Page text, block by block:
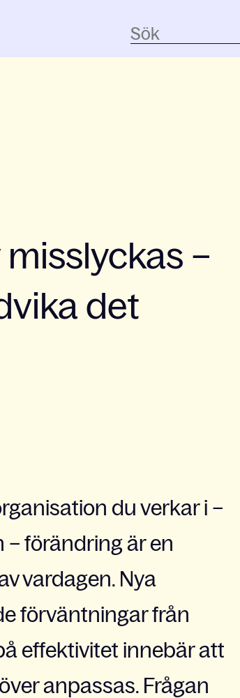
–
det
du verkar i –
– förändring är en
vardagen. Nya
förväntningar från
effektivitet innebär att
anpassas. Frågan